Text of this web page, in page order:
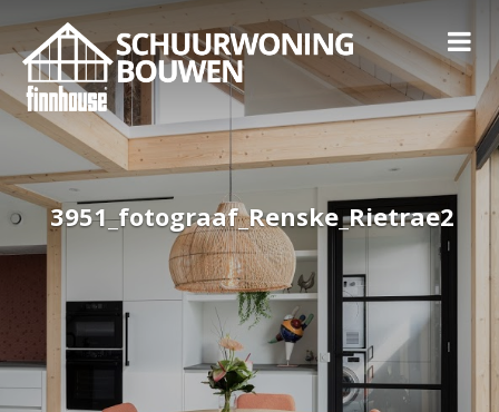
3951_fotograaf_Renske_Rietrae2